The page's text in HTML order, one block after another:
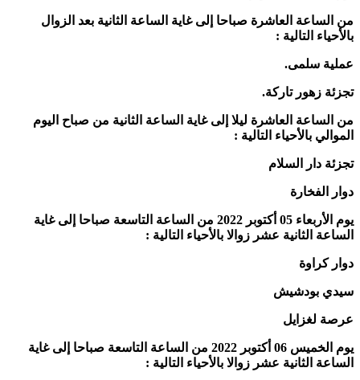
من الساعة العاشرة صباحا إلى غاية الساعة الثانية بعد الزوال
بالأحياء التالية :
عملية سلمى.
تجزئة زهور تاركة.
من الساعة العاشرة ليلا إلى غاية الساعة الثانية من صباح اليوم
الموالي بالأحياء التالية :
تجزئة دار السلام
دوار الفخارة
يوم الأربعاء 05 أكتوبر 2022 من الساعة التاسعة صباحا إلى غاية
الساعة الثانية عشر زوالا بالأحياء التالية :
دوار كراوة
سيدي بودشيش
عرصة لغزايل
يوم الخميس 06 أكتوبر 2022 من الساعة التاسعة صباحا إلى غاية
الساعة الثانية عشر زوالا بالأحياء التالية :